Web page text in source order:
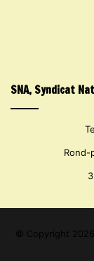
SNA, Syndicat
Rond-
© Copyright